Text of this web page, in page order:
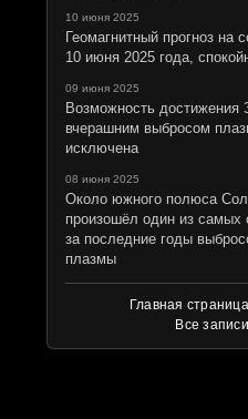
10 июня 2025
Геомагнитный прогноз на
10 июня 2025 года,
09 июня 2025
Возможность достижения
вчерашним выбросом
исключена
08 июня 2025
Около южного полюса
произошёл один из самых
за последние годы
плазмы
Главная
Все